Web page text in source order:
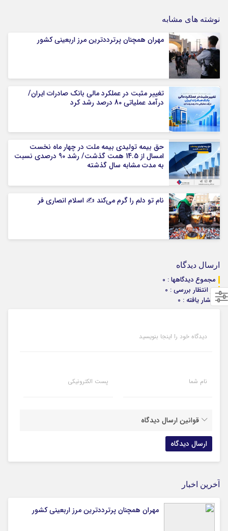
نوشته های مشابه
مهران همچنان پرترددترین مرز اربعینی کشور
تغییر مثبت در عملکرد مالی بانک صادرات ایران/
درآمد عملیاتی 80 درصد رشد کرد
حق بیمه تولیدی بیمه ملت در چهار ماه نخست
امسال از 14.5 همت گذشت/ رشد 90 درصدی نسبت
به مدت مشابه سال گذشته
نام تو دلم را گرم می‌کند ✍️ اسلام انصاری فر
ارسال دیدگاه
مجموع دیدگاهها : 0
در انتظار بررسی : 0
انتشار یافته : 0
دیدگاه خود را اینجا بنویسید
نام شما پست الکترونیکی
قوانین ارسال دیدگاه
آخرین اخبار
مهران همچنان پرترددترین مرز اربعینی کشور